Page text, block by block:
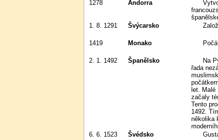
1278
Andorra
Vytvořena pod společnou správou
1. 8. 1291
Švýcarsko
1419 Monako
2. 1. 1492 Španělsko
Na Pyrenejském poloostrově byla
řada
let.
začaly
Tento
1492.
několika
6. 6. 1523
Švédsko